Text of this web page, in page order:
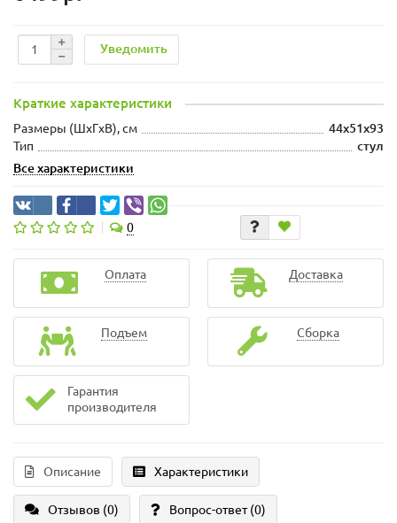
Уведомить
Краткие характеристики
Размеры (ШxГxВ), см
44х51х93
Тип
стул
Все характеристики
0
Оплата Доставка
Подъем Сборка
Гарантия
производителя
Описание Характеристики
Отзывов (0) Вопрос-ответ(0)